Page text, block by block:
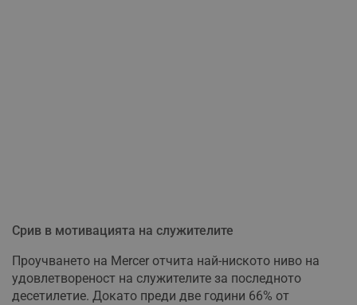
Срив в мотивацията на служителите
Проучването на Mercer отчита най-ниското ниво на
удовлетвореност на служителите за последното
десетилетие. Докато преди две години 66% от